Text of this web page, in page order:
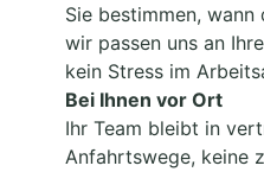
Sie bestimmen,
wir passen uns an
kein Stress im
Bei Ihnen vor Ort
Ihr Team bleibt in
Anfahrtswege, keine